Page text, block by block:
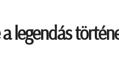
a legendás